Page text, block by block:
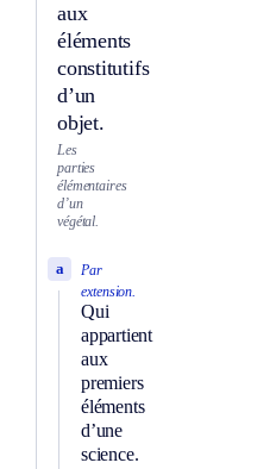
aux
éléments
constitutifs
d’un
objet.
Les
parties
élémentaires
d’un
végétal.
Par
extension.
Qui
appartient
aux
premiers
éléments
d’une
science.
a